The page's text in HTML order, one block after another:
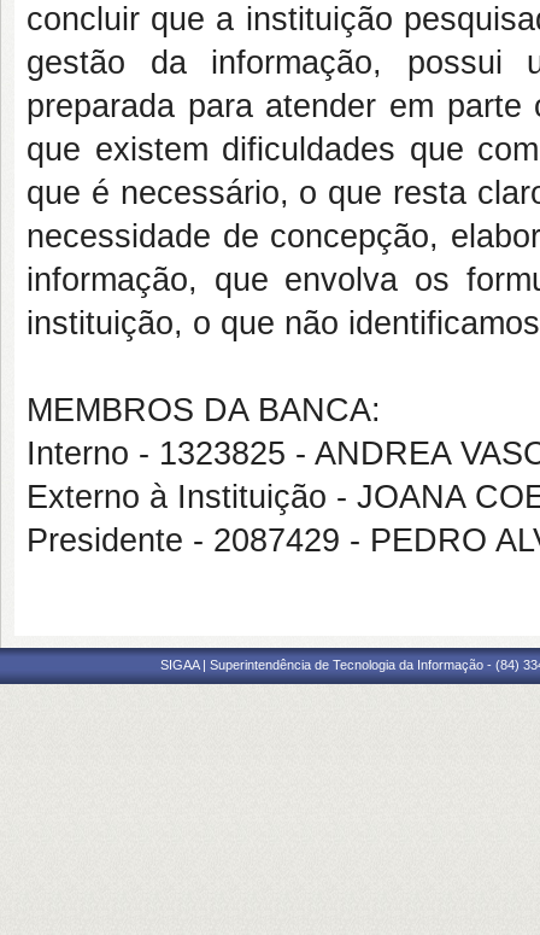
concluir que a instituição
gestão da informação, possui
preparada para atender em
que existem dificuldades que
que é necessário, o que resta
necessidade de concepção,
informação, que envolva os
instituição, o que não
MEMBROS DA BANCA:
Interno - 1323825 - ANDREA
Externo à Instituição - JOANA
Presidente - 2087429 - PEDRO
SIGAA | Superintendência de Tecnologia da Informação - (84)